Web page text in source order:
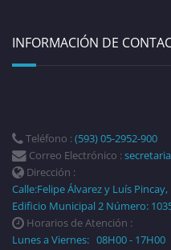
INFORMACIÓN DE
Teléfono : (593) 05-2952-900
Correo Electrónico :
Dirección :
Calle:Felipe Álvarez y Luís Pincay,
Edificio Municipal 2 Número:
Horarios de Atención :
Lunes a Viernes: 08H00 - 17H00